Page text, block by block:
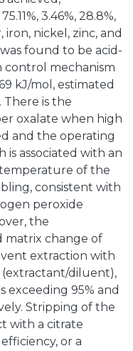
3.46%, 28.8%,
iron, nickel, zinc, and
found to be acid-
control mechanism
kJ/mol, estimated
is the
oxalate when high
and the operating
is associated with an
of the
consistent with
peroxide
the
matrix change of
extraction with
(extractant/diluent),
exceeding 95% and
Stripping of the
with a citrate
or a